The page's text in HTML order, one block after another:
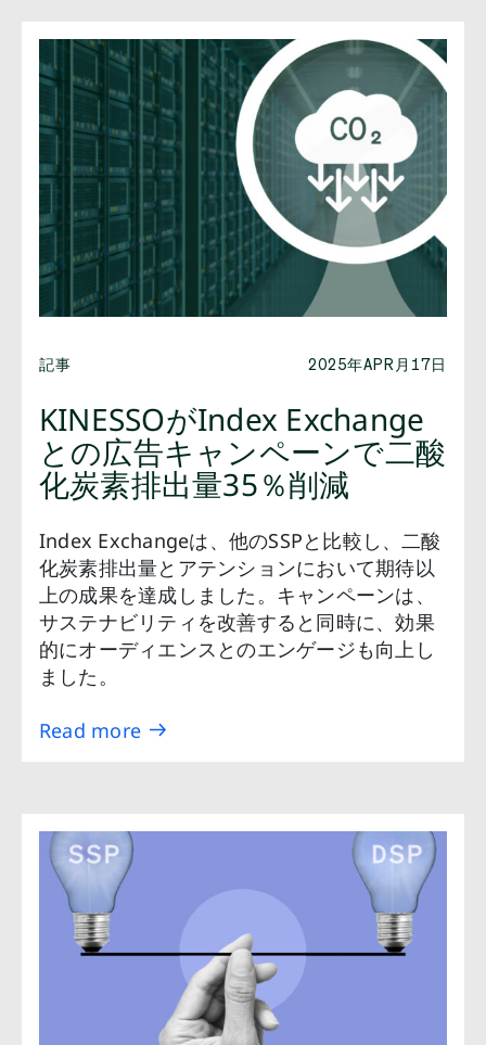
記事 2025年APR月17日
KINESSOがIndex Exchange
との広告キャンペーンで二酸
化炭素排出量35％削減
Index Exchangeは、他のSSPと比較し、二酸
化炭素排出量とアテンションにおいて期待以
上の成果を達成しました。キャンペーンは、
サステナビリティを改善すると同時に、効果
的にオーディエンスとのエンゲージも向上し
ました。
Read more